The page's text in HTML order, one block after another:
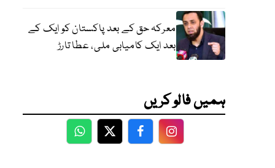
معرکہ حق کے بعد پاکستان کو ایک کے
بعد ایک کامیابی ملی، عطا تارڑ
ہمیں فالو کریں
WhatsApp
TwitterFacebookFacebook